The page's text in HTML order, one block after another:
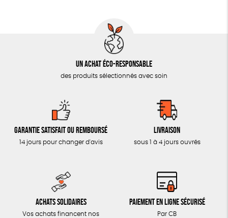
CUISINE / NUTRITION
ACCESSOIRES
Un achat éco-responsable
des produits sélectionnés avec soin
Garantie satisfait ou remboursé
14 jours pour changer d'avis
Livraison
sous 1 à 4 jours ouvrés
Achats solidaires
Vos achats financent nos
Paiement en ligne sécurisé
Par CB